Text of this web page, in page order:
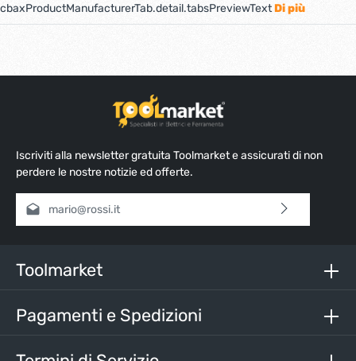
cbaxProductManufacturerTab.detail.tabsPreviewTextDi più
Iscriviti alla newsletter gratuita Toolmarket e assicurati di non
perdere le nostre notizie ed offerte.
Indirizzo e-mail*
nostri termini e condizioni generali
Inserisci i caratteri sopra*
Toolmarket
Pagamenti e Spedizioni